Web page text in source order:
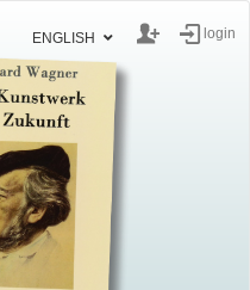
ENGLISH login